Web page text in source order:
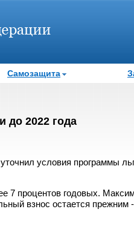
Самозащита
до 2022 года
условия программы
7 процентов годовых.
взнос остается прежним